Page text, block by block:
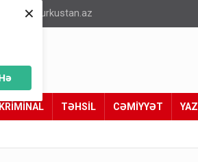
×
info@turkustan.az
KRİMİNAL TƏHSİL CƏMİYYƏT